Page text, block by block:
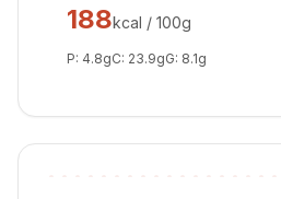
188kcal / 100g
P: 4.8gC: 23.9gG: 8.1g